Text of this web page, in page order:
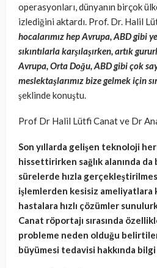
operasyonları, dünyanın birçok
izlediğini aktardı. Prof. Dr. Halil
hocalarımız hep Avrupa, ABD gibi
sıkıntılarla karşılaşırken, artık
Avrupa, Orta Doğu, ABD gibi çok
meslektaşlarımız bize gelmek için
şeklinde konuştu.
Prof Dr Halil Lütfi Canat ve Dr
Son yıllarda gelişen teknoloji
hissettirirken sağlık alanında da
sürelerde hızla
işlemlerden kesisiz ameliyatlara
hastalara hızlı çözümler
Canat röportajı sırasında
probleme neden olduğu
büyümesi tedavisi hakkında